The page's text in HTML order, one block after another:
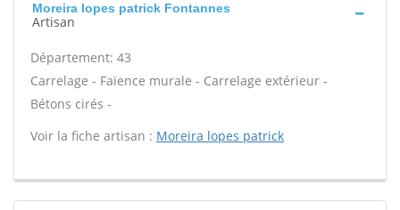
Moreira lopes patrick Fontannes
Artisan
Département: 43
Carrelage - Faïence murale - Carrelage extérieur -
Bétons cirés -
Voir la fiche artisan : Moreira lopes patrick